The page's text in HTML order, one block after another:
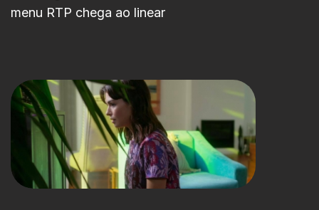
menu RTP chega ao linear